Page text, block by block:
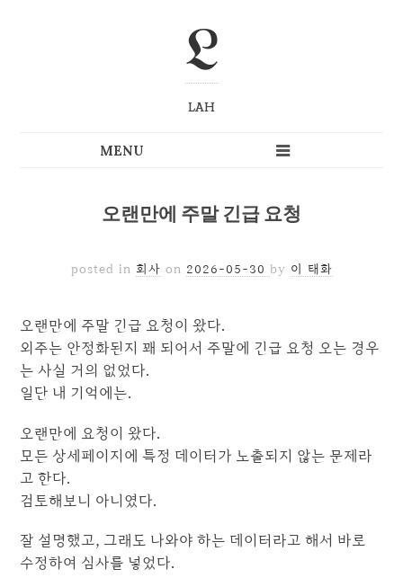
L
LAH
오랜만에 주말 긴급 요청
posted in 회사 on 2026-05-30 by 이 태화
오랜만에 주말 긴급 요청이 왔다.
외주는 안정화된지 꽤 되어서 주말에 긴급 요청 오는 경우
는 사실 거의 없었다.
일단 내 기억에는.
오랜만에 요청이 왔다.
모든 상세페이지에 특정 데이터가 노출되지 않는 문제라
고 한다.
검토해보니 아니였다.
잘 설명했고, 그래도 나와야 하는 데이터라고 해서 바로
수정하여 심사를 넣었다.